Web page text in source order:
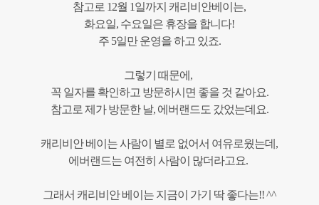
참고로 12월 1일까지 캐리비안베이는,
화요일, 수요일은 휴장을 합니다!
주 5일만 운영을 하고 있죠.
그렇기 때문에,
꼭 일자를 확인하고 방문하시면 좋을 것 같아요.
참고로 제가 방문한 날, 에버랜드도 갔었는데요.
캐리비안 베이는 사람이 별로 없어서 여유로웠는데,
에버랜드는 여전히 사람이 많더라고요.
그래서 캐리비안 베이는 지금이 가기 딱 좋다는!! ^^